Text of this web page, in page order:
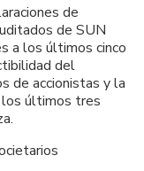
de
de SUN
a los últimos cinco
del
de accionistas y la
los últimos tres